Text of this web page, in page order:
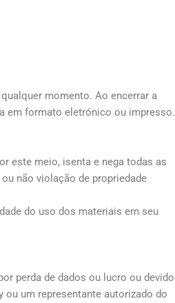
momento. Ao encerrar a
em formato eletrónico ou impresso.
este meio, isenta e nega todas as
não violação de propriedade
do uso dos materiais em seu
perda de dados ou lucro ou devido
um representante autorizado do